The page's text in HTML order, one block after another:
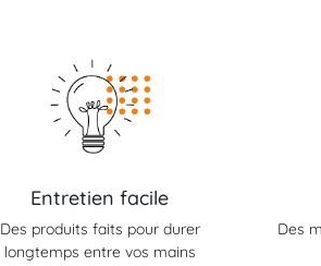
Entretien facile
Des produits faits pour durer
longtemps entre vos mains
Des